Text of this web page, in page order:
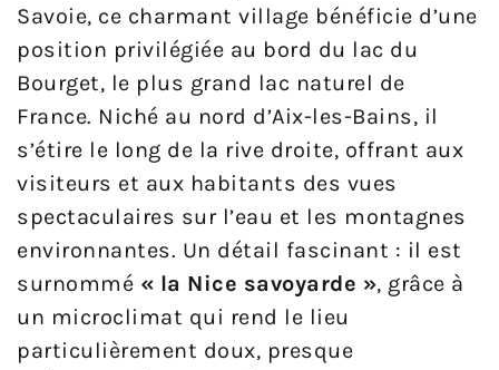
Savoie, ce charmant village bénéficie d’une
position privilégiée au bord du lac du
Bourget, le plus grand lac naturel de
France. Niché au nord d’Aix-les-Bains, il
s’étire le long de la rive droite, offrant aux
visiteurs et aux habitants des vues
spectaculaires sur l’eau et les montagnes
environnantes. Un détail fascinant : il est
surnommé « la Nice savoyarde », grâce à
un microclimat qui rend le lieu
particulièrement doux, presque